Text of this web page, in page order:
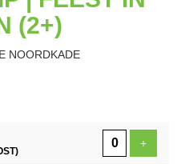
(2+)
NOORDKADE
+Voeg